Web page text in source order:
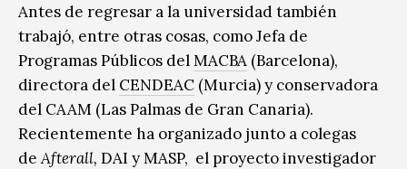
Antes de regresar a la universidad también
trabajó, entre otras cosas, como Jefa de
Programas Públicos delMACBA (Barcelona),
directora del CENDEAC (Murcia) y conservadora
del CAAM (Las Palmas de Gran Canaria).
Recientemente ha organizado junto a colegas
deAfterall, DAI y MASP, el proyecto investigador